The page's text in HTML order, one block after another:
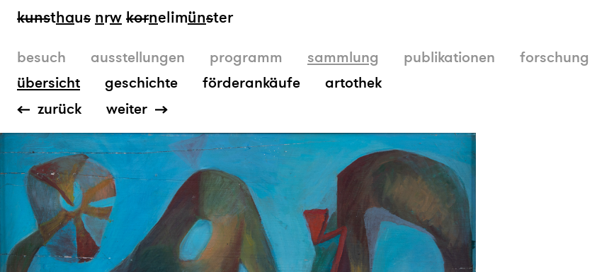
kunsthaus nrw kornelimünster
besuch ausstellungen programm
sammlung
übersicht
geschichte förderankäufe artothek
publikationen forschung
zurück weiter